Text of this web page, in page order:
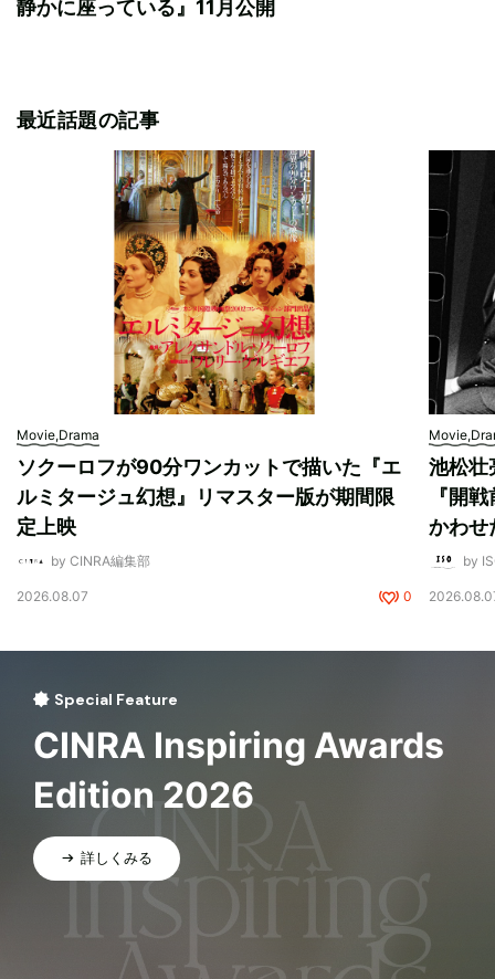
静かに座っている』11月公開
最近話題の記事
Movie,Drama
ソクーロフが90分ワンカットで描いた『エ
ルミタージュ幻想』リマスター版が期間限
定上映
by CINRA編集部
2026.08.07 0
池松壮
『開
かわせ
by
Special Feature
CINRA Inspiring Awards
Edition 2026
詳しくみる